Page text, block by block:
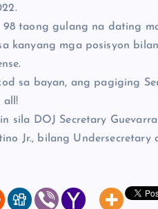
taong gulang na dating
kanyang mga posisyon
sa bayan, ang pagiging
all!
sila DOJ Secretary
Jr., bilang